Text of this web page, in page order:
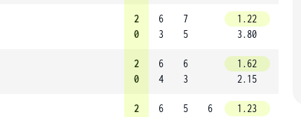
2
0
6
3
7
5
1.22
3.80
2
0
6
4
6
3
1.62
2.15
2
6
5
6
1.23